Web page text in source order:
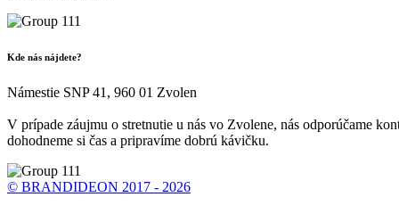
Kde nás nájdete?
Námestie SNP 41, 960 01 Zvolen
V prípade záujmu o stretnutie u nás vo Zvolene, nás odporúčame
dohodneme si čas a pripravíme dobrú kávičku.
© BRANDIDEON 2017 - 2026